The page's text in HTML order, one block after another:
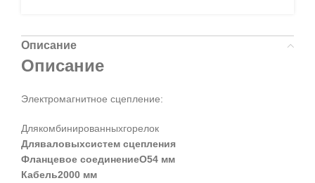
Описание
Описание
Электромагнитное сцепление:
Длякомбинированныхгорелок
Дляваловыхсистем сцепления
Фланцевое соединениеO54 мм
Кабель2000 мм